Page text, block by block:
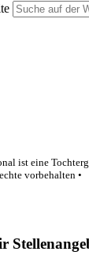
ist eine
vorbehalten •